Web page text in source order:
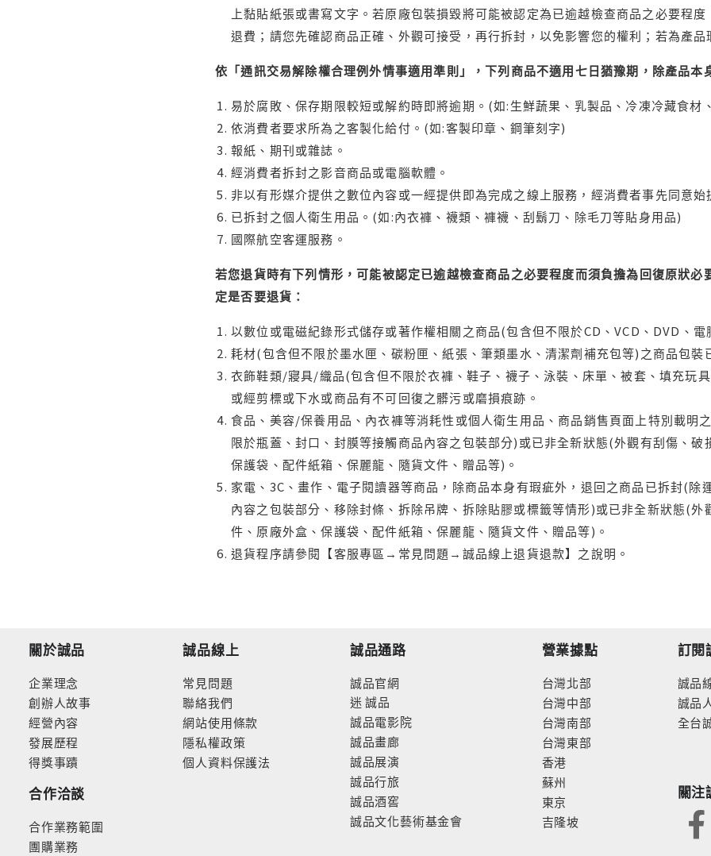
上黏貼紙張或書寫文字。若原廠包裝損毀將可能被認定為已逾越檢查商品之必要程
退費；請您先確認商品正確、外觀可接受，再行拆封，以免影響您的權利；若為產
依「通訊交易解除權合理例外情事適用準則」，下列商品不適用七日猶豫期，除產品本
易於腐敗、保存期限較短或解約時即將逾期。(如:生鮮蔬果、乳製品、冷凍冷藏食材
依消費者要求所為之客製化給付。(如:客製印章、鋼筆刻字)
報紙、期刊或雜誌。
經消費者拆封之影音商品或電腦軟體。
非以有形媒介提供之數位內容或一經提供即為完成之線上服務，經消費者事先同意
已拆封之個人衛生用品。(如:內衣褲、襪類、褲襪、刮鬍刀、除毛刀等貼身用品)
國際航空客運服務。
若您退貨時有下列情形，可能被認定已逾越檢查商品之必要程度而須負擔為回復原狀
定是否要退貨：
以數位或電磁紀錄形式儲存或著作權相關之商品(包含但不限於CD、VCD、DVD、
耗材(包含但不限於墨水匣、碳粉匣、紙張、筆類墨水、清潔劑補充包等)之商品包
衣飾鞋類/寢具/織品(包含但不限於衣褲、鞋子、襪子、泳裝、床單、被套、填充玩
或經剪標或下水或商品有不可回復之髒污或磨損痕跡。
食品、美容/保養用品、內衣褲等消耗性或個人衛生用品、商品銷售頁面上特別載明
限於瓶蓋、封口、封膜等接觸商品內容之包裝部分)或已非全新狀態(外觀有刮傷、
保護袋、配件紙箱、保麗龍、隨貨文件、贈品等)。
家電、3C、畫作、電子閱讀器等商品，除商品本身有瑕疵外，退回之商品已拆封(
內容之包裝部分、移除封條、拆除吊牌、拆除貼膠或標籤等情形)或已非全新狀態(
件、原廠外盒、保護袋、配件紙箱、保麗龍、隨貨文件、贈品等)。
退貨程序請參閱【客服專區→常見問題→誠品線上退貨退款】之說明。
關於誠品
企業理念
創辦人故事
經營內容
發展歷程
得獎事蹟
合作洽談
合作業務範圍
團購業務
誠品線上
常見問題
聯絡我們
網站使用條款
隱私權政策
個人資料保護法
誠品通路
誠品官網
迷 誠品
誠品電影院
誠品畫廊
誠品展演
誠品行旅
誠品酒窖
誠品文化藝術基金會
營業據點
台灣北部
台灣中部
台灣南部
台灣東部
香港
蘇州
東京
吉隆坡
訂閱
誠品
誠品
全台
關注